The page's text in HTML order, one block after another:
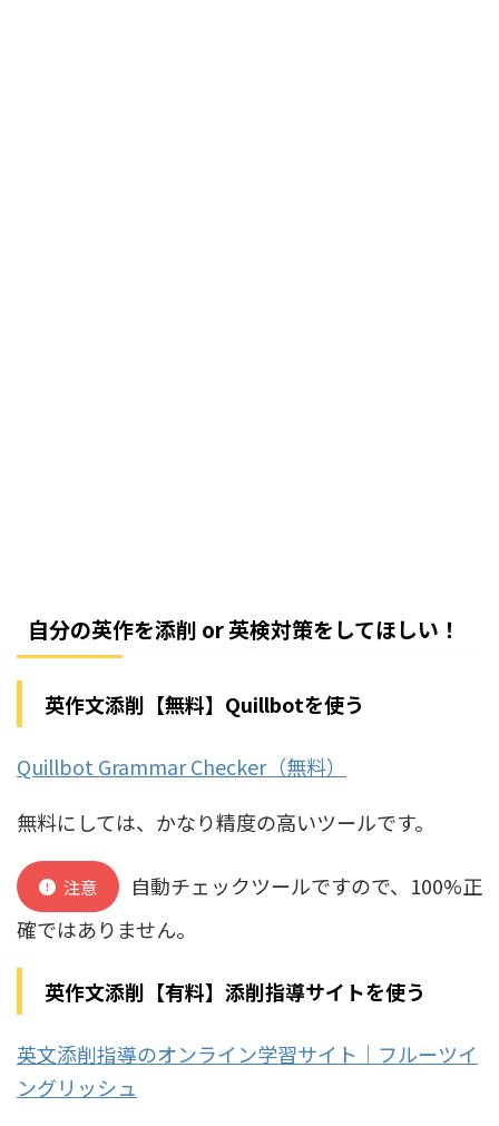
自分の英作を添削 or 英検対策をしてほしい！
英作文添削【無料】Quillbotを使う
Quillbot Grammar Checker（無料）
無料にしては、かなり精度の高いツールです。
注意
自動チェックツールですので、100%正
確ではありません。
英作文添削【有料】添削指導サイトを使う
英文添削指導のオンライン学習サイト｜フルーツイ
ングリッシュ